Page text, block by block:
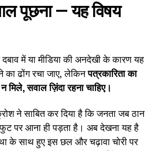
पूछना — यह विषय
में या मीडिया की अनदेखी के कारण यह
का ढोंग रचा जाए, लेकिनपत्रकारिता का
मिले, सवाल ज़िंदा रहना चाहिए।
ने साबित कर दिया है कि जनता जब ठान
पर आना ही पड़ता है। अब देखना यह है
के साथ हुए इस छल और चढ़ावा चोरी पर